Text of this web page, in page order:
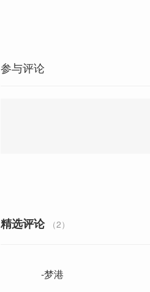
参与评论
精选评论 （2）
-梦港